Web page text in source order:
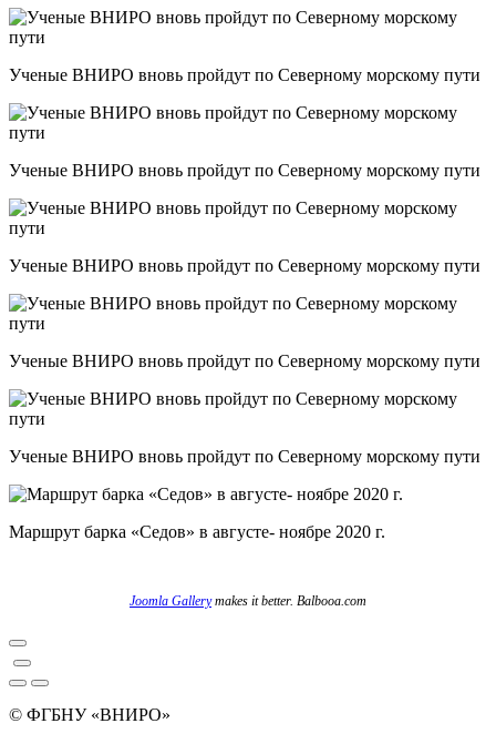
Ученые ВНИРО вновь пройдут по Северному морскому пути
Ученые ВНИРО вновь пройдут по Северному морскому пути
Ученые ВНИРО вновь пройдут по Северному морскому пути
Ученые ВНИРО вновь пройдут по Северному морскому пути
Ученые ВНИРО вновь пройдут по Северному морскому пути
Маршрут барка «Седов» в августе- ноябре 2020 г.
Joomla Gallerymakes it better. Balbooa.com
© ФГБНУ «ВНИРО»